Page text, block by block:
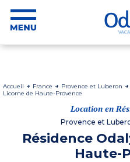
Accueil France Provence et Luberon
Licorne de Haute-Provence
Location en
Provence et
Résidence
Haute-